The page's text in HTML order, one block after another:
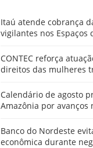
Itaú atende cobrança
vigilantes nos Espaços
CONTEC reforça
direitos das mulheres
Calendário de agosto
Amazônia por avanços
Banco do Nordeste
econômica durante